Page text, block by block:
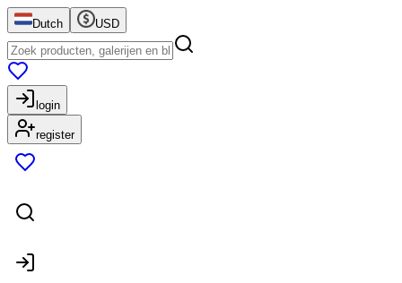
Dutch USD
login
register